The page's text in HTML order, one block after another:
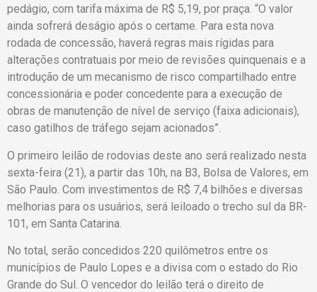
pedágio, com tarifa máxima de R$ 5,19, por praça. “O valor
ainda sofrerá deságio após o certame. Para esta nova
rodada de concessão, haverá regras mais rígidas para
alterações contratuais por meio de revisões quinquenais e a
introdução de um mecanismo de risco compartilhado entre
concessionária e poder concedente para a execução de
obras de manutenção de nível de serviço (faixa adicionais),
caso gatilhos de tráfego sejam acionados”.
O primeiro leilão de rodovias deste ano será realizado nesta
sexta-feira (21), a partir das 10h, na B3, Bolsa de Valores, em
São Paulo. Com investimentos de R$ 7,4 bilhões e diversas
melhorias para os usuários, será leiloado o trecho sul da BR-
101, em Santa Catarina.
No total, serão concedidos 220 quilômetros entre os
municípios de Paulo Lopes e a divisa com o estado do Rio
Grande do Sul. O vencedor do leilão terá o direito de